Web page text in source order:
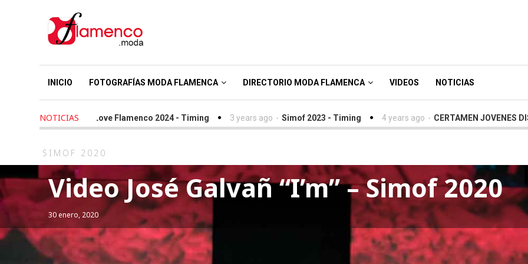
INICIO FOTOGRAFÍAS MODA FLAMENCA DIRECTORIO MODA FLAMENCA VIDEOS NOTICIAS
NOTICIAS
2 years ago - We Love Flamenco 2024 - Timing 3 years ago - Simof 2023 - Timing 4 years ago - CERTAMEN JOVENES
SIMOF 2020
Video José Galvañ “I’m” – Simof 2020
30 enero, 2020